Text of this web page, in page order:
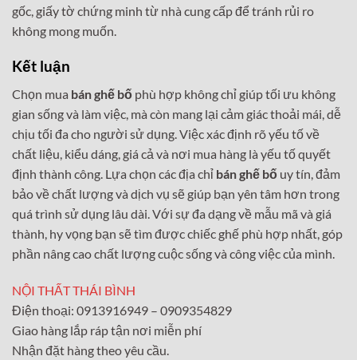
gốc, giấy tờ chứng minh từ nhà cung cấp để tránh rủi ro
không mong muốn.
Kết luận
Chọn mua bán ghế bố phù hợp không chỉ giúp tối ưu không
gian sống và làm việc, mà còn mang lại cảm giác thoải mái, dễ
chịu tối đa cho người sử dụng. Việc xác định rõ yếu tố về
chất liệu, kiểu dáng, giá cả và nơi mua hàng là yếu tố quyết
định thành công. Lựa chọn các địa chỉ bán ghế bố uy tín, đảm
bảo về chất lượng và dịch vụ sẽ giúp bạn yên tâm hơn trong
quá trình sử dụng lâu dài. Với sự đa dạng về mẫu mã và giá
thành, hy vọng bạn sẽ tìm được chiếc ghế phù hợp nhất, góp
phần nâng cao chất lượng cuộc sống và công việc của mình.
NỘI THẤT THÁI BÌNH
Điện thoại: 0913916949 – 0909354829
Giao hàng lắp ráp tận nơi miễn phí
Nhận đặt hàng theo yêu cầu.